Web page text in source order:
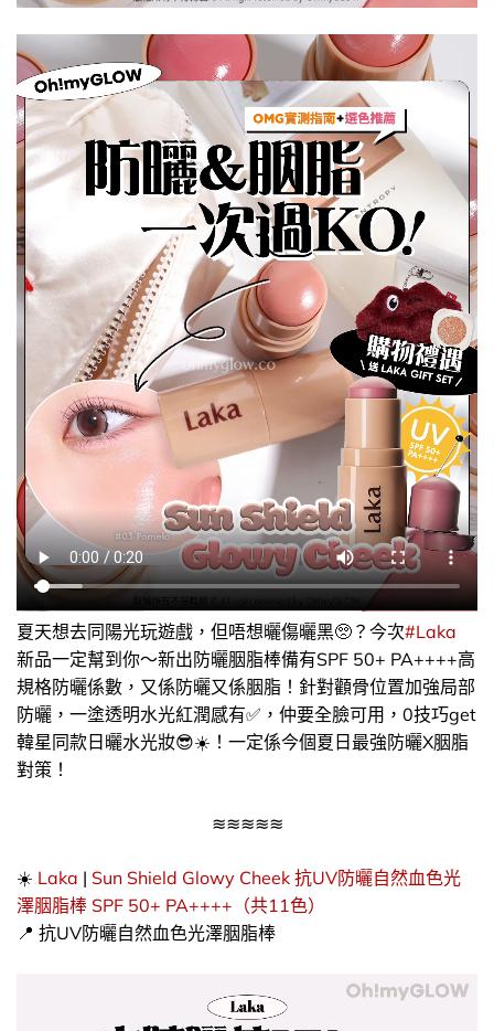
夏天想去同陽光玩遊戲，但唔想曬傷曬黑🥺？今次#Laka
新品一定幫到你～新出防曬胭脂棒備有SPF 50+ PA++++高
規格防曬係數，又係防曬又係胭脂！針對顴骨位置加強局部
防曬，一塗透明水光紅潤感有✅，仲要全臉可用，​0技巧get
韓星同款日曬水光妝😎☀️！一定係今個夏日最強防曬X胭脂
對策！
≋≋≋≋≋
☀️​ Laka | Sun Shield Glowy Cheek 抗UV防曬自然血色光
澤胭脂棒 SPF 50+ PA++++（共11色）
​📍​ 抗UV防曬自然血色光澤胭脂棒